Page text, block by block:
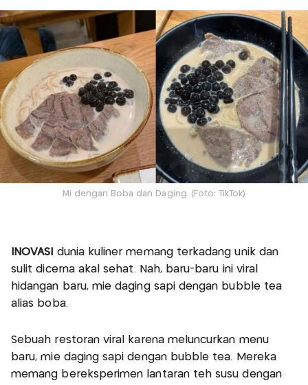
Mi dengan Boba dan Daging. (Foto: TikTok)
INOVASI dunia kuliner memang terkadang unik dan
sulit dicerna akal sehat. Nah, baru-baru ini viral
hidangan baru, mie daging sapi dengan bubble tea
alias boba.
Sebuah restoran viral karena meluncurkan menu
baru, mie daging sapi dengan bubble tea. Mereka
memang bereksperimen lantaran teh susu dengan